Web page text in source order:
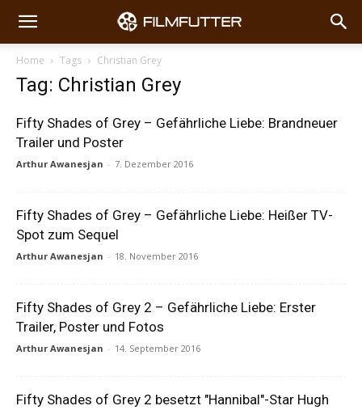
Home Tags Christian Grey
Tag: Christian Grey
Fifty Shades of Grey – Gefährliche Liebe: Brandneuer
Trailer und Poster
Arthur Awanesjan - 7. Dezember 2016
Fifty Shades of Grey – Gefährliche Liebe: Heißer TV-
Spot zum Sequel
Arthur Awanesjan - 18. November 2016
Fifty Shades of Grey 2 – Gefährliche Liebe: Erster
Trailer, Poster und Fotos
Arthur Awanesjan - 14. September 2016
Fifty Shades of Grey 2 besetzt "Hannibal"-Star Hugh